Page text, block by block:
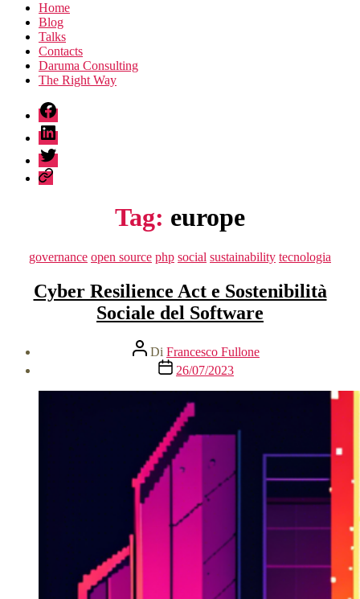
Home
Blog
Talks
Contacts
Daruma Consulting
The Right Way
fb
linkedin
twitter
sessionize
Tag: europe
Categorie
governance open source php social sustainability tecnologia
Cyber Resilience Act e Sostenibilità
Sociale del Software
Autore
articolo
Di Francesco Fullone
Data
dell'articolo
26/07/2023